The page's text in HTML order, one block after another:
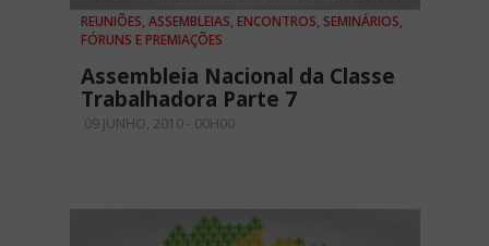
REUNIÕES, ASSEMBLEIAS, ENCONTROS, SEMINÁRIOS,
FÓRUNS E PREMIAÇÕES
Assembleia Nacional da Classe
Trabalhadora Parte 7
09 JUNHO, 2010 - 00H00